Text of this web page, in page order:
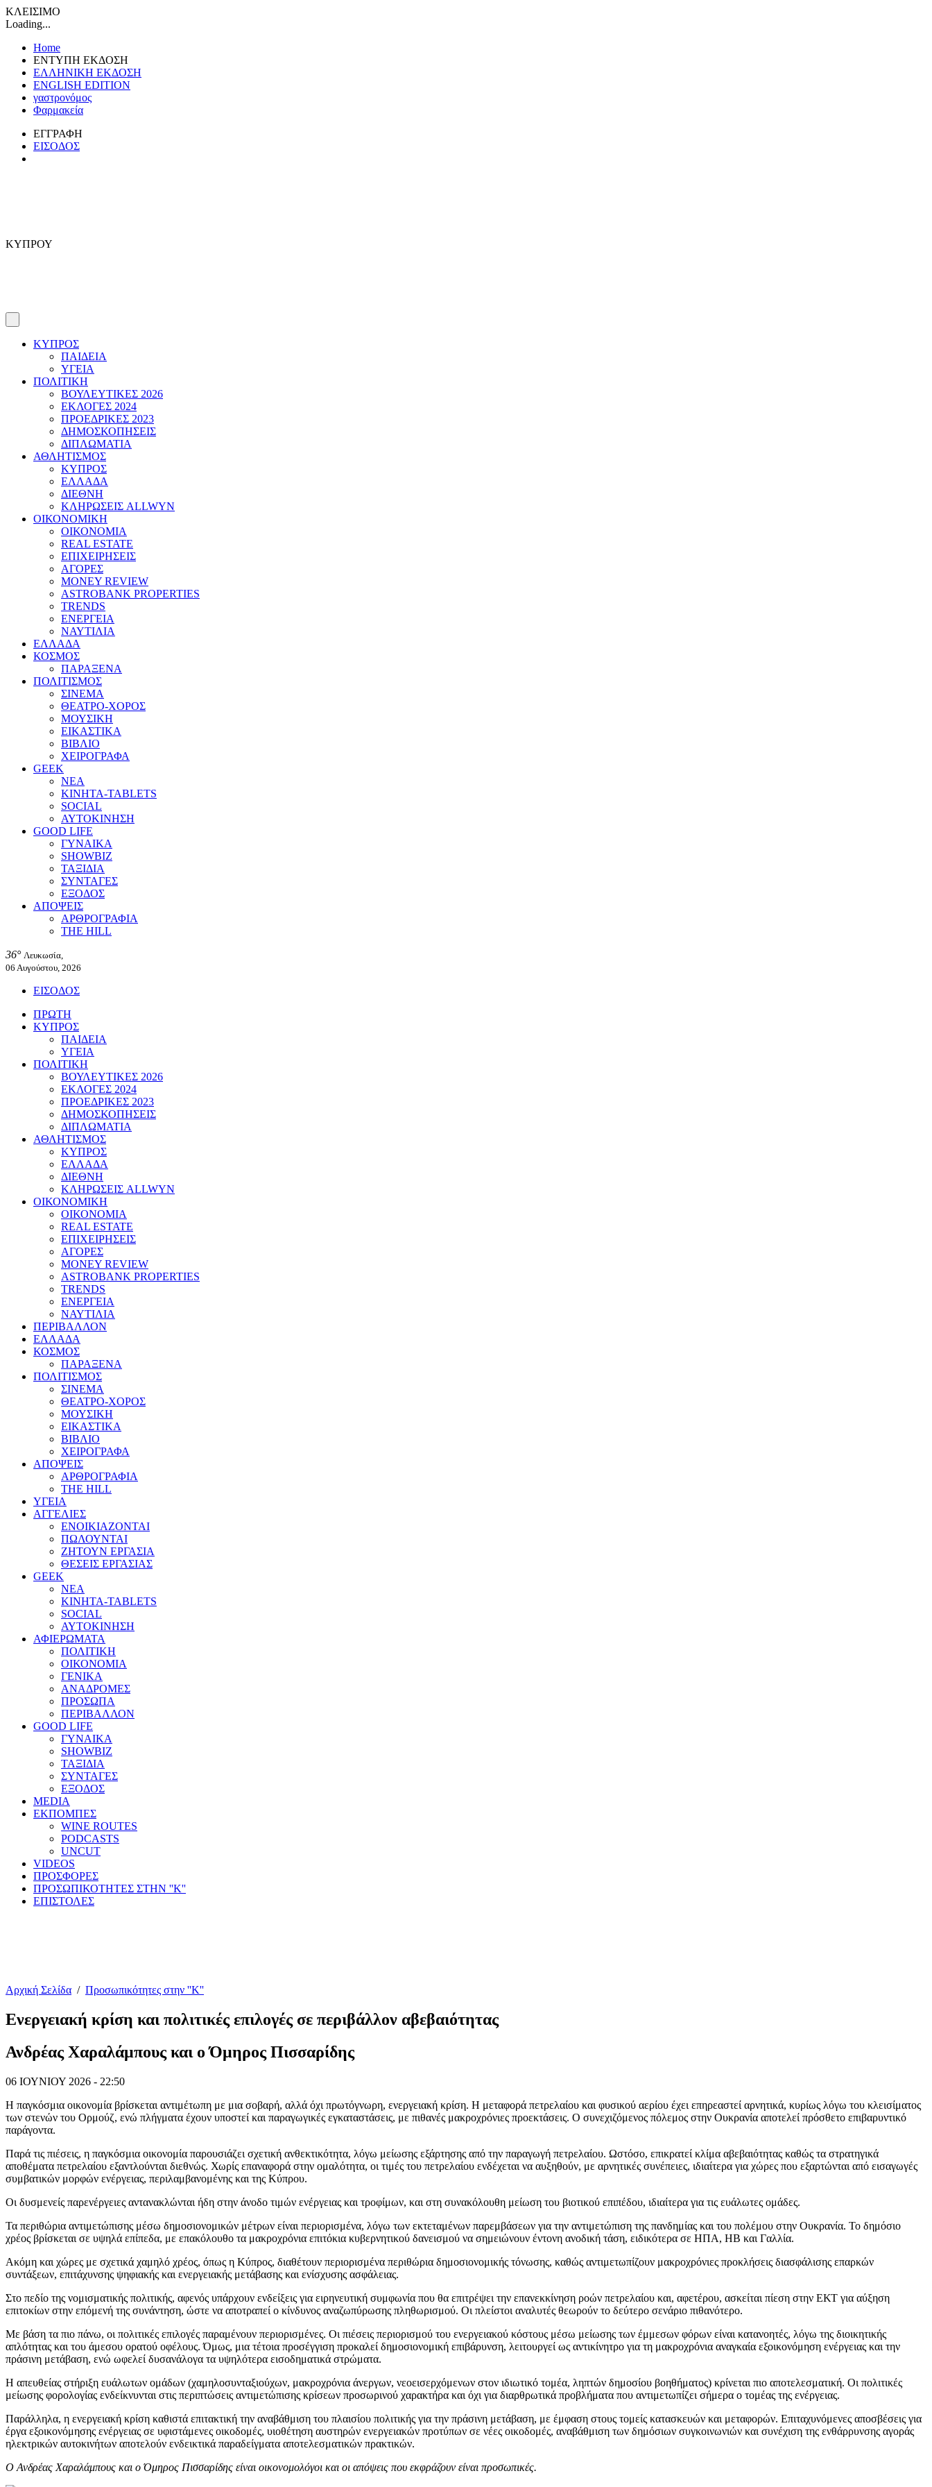
ΚΛΕΙΣΙΜΟ
Loading...
Home
ΕΝΤΥΠΗ ΕΚΔΟΣΗ
ΕΛΛΗΝΙΚΗ ΕΚΔΟΣΗ
ENGLISH EDITION
γαστρονόμος
Φαρμακεία
ΕΓΓΡΑΦΗ
ΕΙΣΟΔΟΣ
ΚΥΠΡΟΥ
ΚΥΠΡΟΣ
ΠΑΙΔΕΙΑ
ΥΓΕΙΑ
ΠΟΛΙΤΙΚΗ
ΒΟΥΛΕΥΤΙΚΕΣ 2026
ΕΚΛΟΓΕΣ 2024
ΠΡΟΕΔΡΙΚΕΣ 2023
ΔΗΜΟΣΚΟΠΗΣΕΙΣ
ΔΙΠΛΩΜΑΤΙΑ
ΑΘΛΗΤΙΣΜΟΣ
ΚΥΠΡΟΣ
ΕΛΛΑΔΑ
ΔΙΕΘΝΗ
ΚΛΗΡΩΣΕΙΣ ALLWYN
ΟΙΚΟΝΟΜΙΚΗ
ΟΙΚΟΝΟΜΙΑ
REAL ESTATE
ΕΠΙΧΕΙΡΗΣΕΙΣ
ΑΓΟΡΕΣ
MONEY REVIEW
ASTROBANK PROPERTIES
TRENDS
ΕΝΕΡΓΕΙΑ
ΝΑΥΤΙΛΙΑ
ΕΛΛΑΔΑ
ΚΟΣΜΟΣ
ΠΑΡΑΞΕΝΑ
ΠΟΛΙΤΙΣΜΟΣ
ΣΙΝΕΜΑ
ΘΕΑΤΡΟ-ΧΟΡΟΣ
ΜΟΥΣΙΚΗ
ΕΙΚΑΣΤΙΚΑ
ΒΙΒΛΙΟ
ΧΕΙΡΟΓΡΑΦΑ
GEEK
ΝΕΑ
ΚΙΝΗΤΑ-TABLETS
SOCIAL
ΑΥΤΟΚΙΝΗΣΗ
GOOD LIFE
ΓΥΝΑΙΚΑ
SHOWBIZ
ΤΑΞΙΔΙΑ
ΣΥΝΤΑΓΕΣ
ΕΞΟΔΟΣ
ΑΠΟΨΕΙΣ
ΑΡΘΡΟΓΡΑΦΙΑ
THE HILL
36° Λευκωσία,
06 Αυγούστου, 2026
ΕΙΣΟΔΟΣ
ΠΡΩΤΗ
ΚΥΠΡΟΣ
ΠΑΙΔΕΙΑ
ΥΓΕΙΑ
ΠΟΛΙΤΙΚΗ
ΒΟΥΛΕΥΤΙΚΕΣ 2026
ΕΚΛΟΓΕΣ 2024
ΠΡΟΕΔΡΙΚΕΣ 2023
ΔΗΜΟΣΚΟΠΗΣΕΙΣ
ΔΙΠΛΩΜΑΤΙΑ
ΑΘΛΗΤΙΣΜΟΣ
ΚΥΠΡΟΣ
ΕΛΛΑΔΑ
ΔΙΕΘΝΗ
ΚΛΗΡΩΣΕΙΣ ALLWYN
ΟΙΚΟΝΟΜΙΚΗ
ΟΙΚΟΝΟΜΙΑ
REAL ESTATE
ΕΠΙΧΕΙΡΗΣΕΙΣ
ΑΓΟΡΕΣ
MONEY REVIEW
ASTROBANK PROPERTIES
TRENDS
ΕΝΕΡΓΕΙΑ
ΝΑΥΤΙΛΙΑ
ΠΕΡΙΒΑΛΛΟΝ
ΕΛΛΑΔΑ
ΚΟΣΜΟΣ
ΠΑΡΑΞΕΝΑ
ΠΟΛΙΤΙΣΜΟΣ
ΣΙΝΕΜΑ
ΘΕΑΤΡΟ-ΧΟΡΟΣ
ΜΟΥΣΙΚΗ
ΕΙΚΑΣΤΙΚΑ
ΒΙΒΛΙΟ
ΧΕΙΡΟΓΡΑΦΑ
ΑΠΟΨΕΙΣ
ΑΡΘΡΟΓΡΑΦΙΑ
THE HILL
ΥΓΕΙΑ
ΑΓΓΕΛΙΕΣ
ΕΝΟΙΚΙΑΖΟΝΤΑΙ
ΠΩΛΟΥΝΤΑΙ
ΖΗΤΟΥΝ ΕΡΓΑΣΙΑ
ΘΕΣΕΙΣ ΕΡΓΑΣΙΑΣ
GEEK
ΝΕΑ
ΚΙΝΗΤΑ-TABLETS
SOCIAL
ΑΥΤΟΚΙΝΗΣΗ
ΑΦΙΕΡΩΜΑΤΑ
ΠΟΛΙΤΙΚΗ
ΟΙΚΟΝΟΜΙΑ
ΓΕΝΙΚΑ
ΑΝΑΔΡΟΜΕΣ
ΠΡΟΣΩΠΑ
ΠΕΡΙΒΑΛΛΟΝ
GOOD LIFE
ΓΥΝΑΙΚΑ
SHOWBIZ
ΤΑΞΙΔΙΑ
ΣΥΝΤΑΓΕΣ
ΕΞΟΔΟΣ
MEDIA
ΕΚΠΟΜΠΕΣ
WINE ROUTES
PODCASTS
UNCUT
VIDEOS
ΠΡΟΣΦΟΡΕΣ
ΠΡΟΣΩΠΙΚΟΤΗΤΕΣ ΣΤΗΝ ''Κ''
ΕΠΙΣΤΟΛΕΣ
Αρχική Σελίδα / Προσωπικότητες στην ''Κ''
Ενεργειακή κρίση και πολιτικές επιλογές σε περιβάλλον αβεβαιότητας
Ανδρέας Χαραλάμπους και ο Όμηρος Πισσαρίδης
06 ΙΟΥΝΙΟΥ 2026 - 22:50
Η παγκόσμια οικονομία βρίσκεται αντιμέτωπη με μια σοβαρή, αλλά όχι πρωτόγνωρη, ενεργειακή κρίση. Η μεταφορά πετρελαίου και φυσικού αερίου έχει επηρεαστεί αρνητικά, κυρίως λόγω του κλεισίματος
των στενών του Ορμούζ, ενώ πλήγματα έχουν υποστεί και παραγωγικές εγκαταστάσεις, με πιθανές μακροχρόνιες προεκτάσεις. Ο συνεχιζόμενος πόλεμος στην Ουκρανία αποτελεί πρόσθετο επιβαρυντικό
παράγοντα.
Παρά τις πιέσεις, η παγκόσμια οικονομία παρουσιάζει σχετική ανθεκτικότητα, λόγω μείωσης εξάρτησης από την παραγωγή πετρελαίου. Ωστόσο, επικρατεί κλίμα αβεβαιότητας καθώς τα στρατηγικά
αποθέματα πετρελαίου εξαντλούνται διεθνώς. Χωρίς επαναφορά στην ομαλότητα, οι τιμές του πετρελαίου ενδέχεται να αυξηθούν, με αρνητικές συνέπειες, ιδιαίτερα για χώρες που εξαρτώνται από εισαγωγές
συμβατικών μορφών ενέργειας, περιλαμβανομένης και της Κύπρου.
Οι δυσμενείς παρενέργειες αντανακλώνται ήδη στην άνοδο τιμών ενέργειας και τροφίμων, και στη συνακόλουθη μείωση του βιοτικού επιπέδου, ιδιαίτερα για τις ευάλωτες ομάδες.
Τα περιθώρια αντιμετώπισης μέσω δημοσιονομικών μέτρων είναι περιορισμένα, λόγω των εκτεταμένων παρεμβάσεων για την αντιμετώπιση της πανδημίας και του πολέμου στην Ουκρανία. Το δημόσιο
χρέος βρίσκεται σε υψηλά επίπεδα, με επακόλουθο τα μακροχρόνια επιτόκια κυβερνητικού δανεισμού να σημειώνουν έντονη ανοδική τάση, ειδικότερα σε ΗΠΑ, HB και Γαλλία.
Ακόμη και χώρες με σχετικά χαμηλό χρέος, όπως η Κύπρος, διαθέτουν περιορισμένα περιθώρια δημοσιονομικής τόνωσης, καθώς αντιμετωπίζουν μακροχρόνιες προκλήσεις διασφάλισης επαρκών
συντάξεων, επιτάχυνσης ψηφιακής και ενεργειακής μετάβασης και ενίσχυσης ασφάλειας.
Στο πεδίο της νομισματικής πολιτικής, αφενός υπάρχουν ενδείξεις για ειρηνευτική συμφωνία που θα επιτρέψει την επανεκκίνηση ροών πετρελαίου και, αφετέρου, ασκείται πίεση στην ΕΚΤ για αύξηση
επιτοκίων στην επόμενή της συνάντηση, ώστε να αποτραπεί ο κίνδυνος αναζωπύρωσης πληθωρισμού. Οι πλείστοι αναλυτές θεωρούν το δεύτερο σενάριο πιθανότερο.
Με βάση τα πιο πάνω, οι πολιτικές επιλογές παραμένουν περιορισμένες. Οι πιέσεις περιορισμού του ενεργειακού κόστους μέσω μείωσης των έμμεσων φόρων είναι κατανοητές, λόγω της διοικητικής
απλότητας και του άμεσου ορατού οφέλους. Όμως, μια τέτοια προσέγγιση προκαλεί δημοσιονομική επιβάρυνση, λειτουργεί ως αντικίνητρο για τη μακροχρόνια αναγκαία εξοικονόμηση ενέργειας και την
πράσινη μετάβαση, ενώ ωφελεί δυσανάλογα τα υψηλότερα εισοδηματικά στρώματα.
Η απευθείας στήριξη ευάλωτων ομάδων (χαμηλοσυνταξιούχων, μακροχρόνια άνεργων, νεοεισερχόμενων στον ιδιωτικό τομέα, ληπτών δημοσίου βοηθήματος) κρίνεται πιο αποτελεσματική. Οι πολιτικές
μείωσης φορολογίας ενδείκνυνται στις περιπτώσεις αντιμετώπισης κρίσεων προσωρινού χαρακτήρα και όχι για διαρθρωτικά προβλήματα που αντιμετωπίζει σήμερα ο τομέας της ενέργειας.
Παράλληλα, η ενεργειακή κρίση καθιστά επιτακτική την αναβάθμιση του πλαισίου πολιτικής για την πράσινη μετάβαση, με έμφαση στους τομείς κατασκευών και μεταφορών. Επιταχυνόμενες αποσβέσεις για
έργα εξοικονόμησης ενέργειας σε υφιστάμενες οικοδομές, υιοθέτηση αυστηρών ενεργειακών προτύπων σε νέες οικοδομές, αναβάθμιση των δημόσιων συγκοινωνιών και συνέχιση της ενθάρρυνσης αγοράς
ηλεκτρικών αυτοκινήτων αποτελούν ενδεικτικά παραδείγματα αποτελεσματικών πρακτικών.
Ο Ανδρέας Χαραλάμπους και ο Όμηρος Πισσαρίδης είναι οικονομολόγοι και οι απόψεις που εκφράζουν είναι προσωπικές.